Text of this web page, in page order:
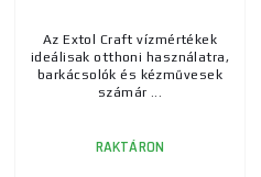
Az Extol Craft vízmértékek
ideálisak otthoni használatra,
barkácsolók és kézművesek
számár ...
RAKTÁRON